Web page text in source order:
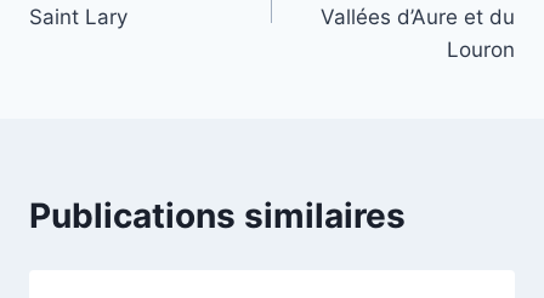
Saint Lary
Vallées d’Aure et du
Louron
Publications similaires